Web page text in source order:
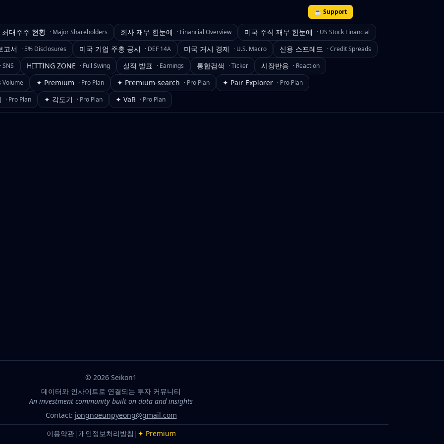
☕ Support
최대주주 현황 · Major Shareholders 회사 재무 한눈에 · Financial Overview 미국 주식 재무 한눈에 · US Stock Financial
고서 · 5% Disclosures 미국 기업 주총 공시 · DEF 14A 미국 거시 경제 · U.S. Macro 신용 스프레드 ·Credit Spreads
·SNS HITTING ZONE · Full Swing 실적 발표 · Earnings 통합검색 ·Ticker 시장반응 · Reaction
Volume ✦ Premium · Pro Plan ✦ Premium-search · Pro Plan ✦ Pair Explorer · Pro Plan
· Pro Plan ✦ 각도기 · Pro Plan ✦ VaR · Pro Plan
© 2026 Seikon1
데이터와 인사이트로 연결되는 투자 커뮤니티
An investment community built on data and insights
Contact: jongnoeunpyeong@gmail.com
이용약관| 개인정보처리방침 | ✦ Premium